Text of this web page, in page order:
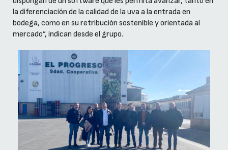
la diferenciación de la calidad de la uva a la entrada en
bodega, como en su retribución sostenible y orientada al
mercado”, indican desde el grupo.